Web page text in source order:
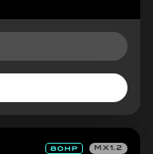
MX1.2